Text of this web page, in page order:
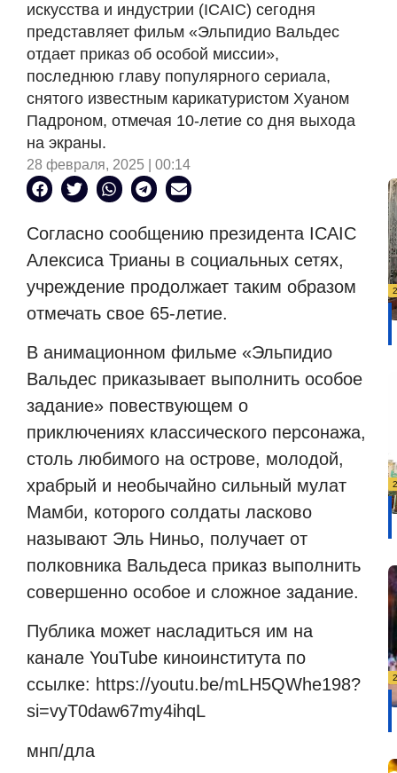
искусства и индустрии (ICAIC) сегодня
представляет фильм «Эльпидио Вальдес
отдает приказ об особой миссии»,
последнюю главу популярного сериала,
снятого известным карикатуристом Хуаном
Падроном, отмечая 10-летие со дня выхода
на экраны.
28 февраля, 2025 | 00:14
Согласно сообщению президента ICAIC
Алексиса Трианы в социальных сетях,
учреждение продолжает таким образом
отмечать свое 65-летие.
В анимационном фильме «Эльпидио
Вальдес приказывает выполнить особое
задание» повествующем о
приключениях классического персонажа,
столь любимого на острове, молодой,
храбрый и необычайно сильный мулат
Мамби, которого солдаты ласково
называют Эль Ниньо, получает от
полковника Вальдеса приказ выполнить
совершенно особое и сложное задание.
Публика может насладиться им на
канале YouTube киноинститута по
ссылке: https://youtu.be/mLH5QWhe198?
si=vyT0daw67my4ihqL
мнп/дла